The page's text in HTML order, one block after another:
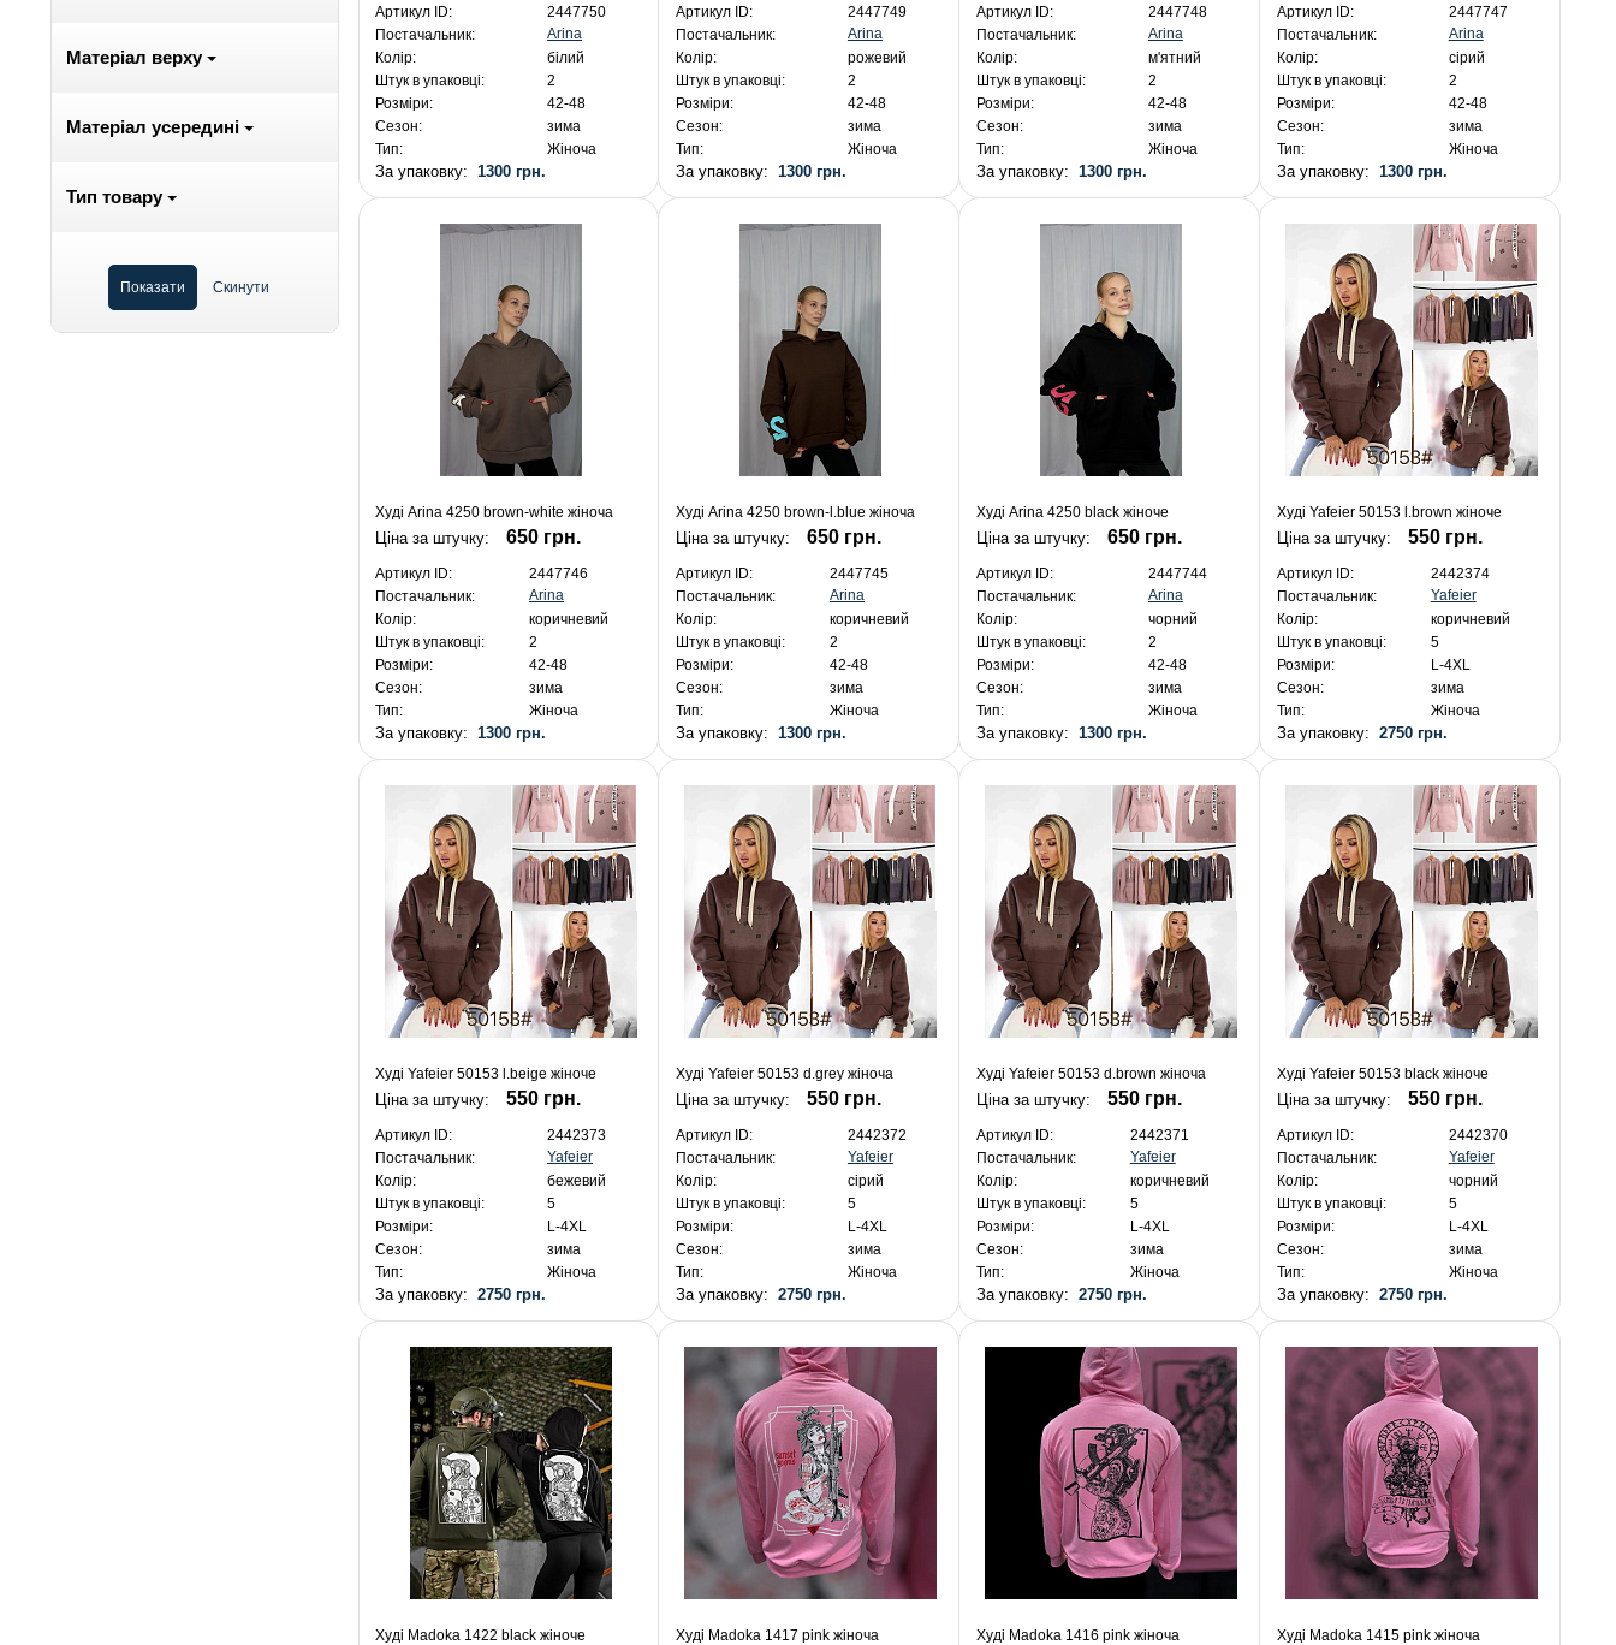
Матеріал верху
Матеріал усередині
Тип товару
Артикул ID:
2447750
Постачальник:
Arina
Колір:
білий
Штук в упаковці:
2
Розміри:
42-48
Сезон:
зима
Тип:
Жіноча
За упаковку:1300 грн.
Артикул ID:
2447749
Постачальник:
Arina
Колір:
рожевий
Штук в упаковці:
2
Розміри:
42-48
Сезон:
зима
Тип:
Жіноча
За упаковку: 1300 грн.
Артикул ID:
2447748
Постачальник:
Arina
Колір:
м'ятний
Штук в упаковці:
2
Розміри:
42-48
Сезон:
зима
Тип:
Жіноча
За упаковку: 1300 грн.
Артикул ID:
2447747
Постачальник:
Arina
Колір:
сірий
Штук в упаковці:
2
Розміри:
42-48
Сезон:
зима
Тип:
Жіноча
За упаковку: 1300 грн.
Худі Arina 4250 brown-white жіноча
Ціна за штучку: 650 грн.
Артикул ID:
2447746
Постачальник:
Arina
Колір:
коричневий
Штук в упаковці:
2
Розміри:
42-48
Сезон:
зима
Тип:
Жіноча
За упаковку:1300 грн.
Худі Arina 4250 brown-l.blue жіноча
Ціна за штучку: 650 грн.
Артикул ID:
2447745
Постачальник:
Arina
Колір:
коричневий
Штук в упаковці:
2
Розміри:
42-48
Сезон:
зима
Тип:
Жіноча
За упаковку: 1300 грн.
Худі Arina 4250 black жіноче
Ціна за штучку: 650 грн.
Артикул ID:
2447744
Постачальник:
Arina
Колір:
чорний
Штук в упаковці:
2
Розміри:
42-48
Сезон:
зима
Тип:
Жіноча
За упаковку: 1300 грн.
Худі Yafeier 50153 l.brown жіноче
Ціна за штучку: 550 грн.
Артикул ID:
2442374
Постачальник:
Yafeier
Колір:
коричневий
Штук в упаковці:
5
Розміри:
L-4XL
Сезон:
зима
Тип:
Жіноча
За упаковку: 2750 грн.
Худі Yafeier 50153 l.beige жіноче
Ціна за штучку: 550 грн.
Артикул ID:
2442373
Постачальник:
Yafeier
Колір:
бежевий
Штук в упаковці:
5
Розміри:
L-4XL
Сезон:
зима
Тип:
Жіноча
За упаковку:2750 грн.
Худі Yafeier 50153 d.grey жіноча
Ціна за штучку: 550 грн.
Артикул ID:
2442372
Постачальник:
Yafeier
Колір:
сірий
Штук в упаковці:
5
Розміри:
L-4XL
Сезон:
зима
Тип:
Жіноча
За упаковку: 2750 грн.
Худі Yafeier 50153 d.brown жіноча
Ціна за штучку: 550 грн.
Артикул ID:
2442371
Постачальник:
Yafeier
Колір:
коричневий
Штук в упаковці:
5
Розміри:
L-4XL
Сезон:
зима
Тип:
Жіноча
За упаковку: 2750 грн.
Худі Yafeier 50153 black жіноче
Ціна за штучку: 550 грн.
Артикул ID:
2442370
Постачальник:
Yafeier
Колір:
чорний
Штук в упаковці:
5
Розміри:
L-4XL
Сезон:
зима
Тип:
Жіноча
За упаковку: 2750 грн.
Худі Madoka 1422 black жіноче Худі Madoka 1417 pink жіноча Худі Madoka 1416 pink жіноча Худі Madoka 1415 pink жіноча